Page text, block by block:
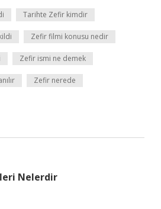
Tarihte Zefir kimdir
Zefir filmi konusu nedir
Zefir ismi ne demek
Zefir nerede
Nelerdir